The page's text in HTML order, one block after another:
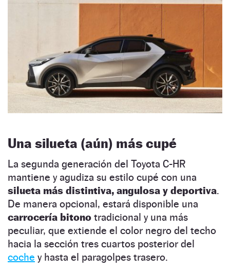
Una silueta (aún) más cupé
La segunda generación del Toyota C-HR
mantiene y agudiza su estilo cupé con una
silueta más distintiva, angulosa y deportiva.
De manera opcional, estará disponible una
carrocería bitono tradicional y una más
peculiar, que extiende el color negro del techo
hacia la sección tres cuartos posterior del
coche y hasta el paragolpes trasero.